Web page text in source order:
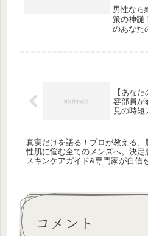
者勝ち
たの肌
男性なら
策の神髄
のあなた
【あな
容部員が
見の時短
真実だけを語る！プロが教える、
性肌に悩む全てのメンズへ。決定
スキンケアガイド&専門家が自信を
コメント